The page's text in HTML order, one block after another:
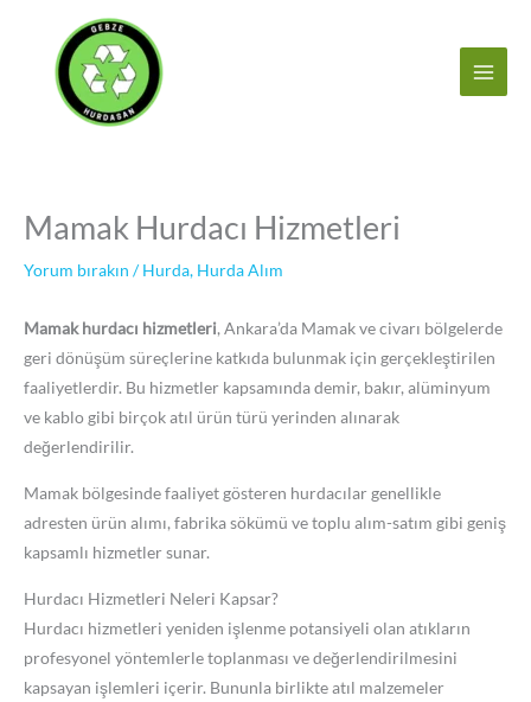
Mamak Hurdacı Hizmetleri
Yorum bırakın /Hurda, Hurda Alım
Mamak hurdacı hizmetleri, Ankara’da Mamak ve civarı bölgelerde
geri dönüşüm süreçlerine katkıda bulunmak için gerçekleştirilen
faaliyetlerdir. Bu hizmetler kapsamında demir, bakır, alüminyum
ve kablo gibi birçok atıl ürün türü yerinden alınarak
değerlendirilir.
Mamak bölgesinde faaliyet gösteren hurdacılar genellikle
adresten ürün alımı, fabrika sökümü ve toplu alım-satım gibi geniş
kapsamlı hizmetler sunar.
Hurdacı Hizmetleri Neleri Kapsar?
Hurdacı hizmetleri yeniden işlenme potansiyeli olan atıkların
profesyonel yöntemlerle toplanması ve değerlendirilmesini
kapsayan işlemleri içerir. Bununla birlikte atıl malzemeler